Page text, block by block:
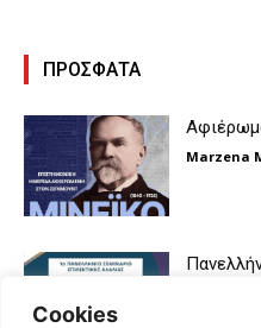
Cookies
ΠΡΟΣΦΑΤΑ
Marzena